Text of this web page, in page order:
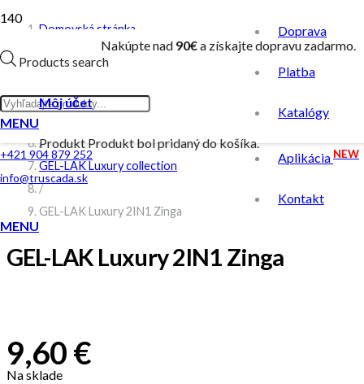
Nakúpte nad 90€a získajte dopravu zadarmo.
Products search
Doprava
Platba
Katalógy
Aplikácia NEW
Kontakt
MENU
Môj účet
ProduktProduktbol pridaný do košíka.
+421 904 879 252
info@truscada.sk
MENU
Domovská stránka
/
/
GEL-LAK Luxury collection
/
GEL-LAK Luxury 2IN1 Zinga
GEL-LAK Luxury 2IN1 Zinga
9,60€
Na sklade